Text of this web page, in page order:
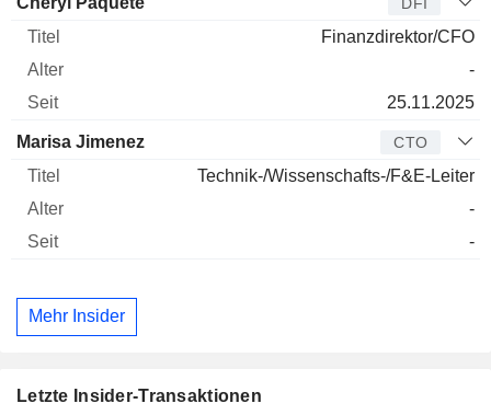
Finanzdirektor/CFO
-
25.11.2025
Marisa Jimenez CTO
Technik-/Wissenschafts-/F&E-Leiter
-
-
Mehr Insider
Letzte Insider-Transaktionen